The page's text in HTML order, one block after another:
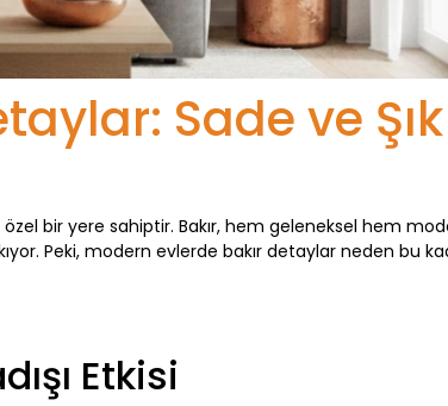
Sade ve Şık
bir yere sahiptir. Bakır, hem geleneksel hem
Peki, modern evlerde bakır detaylar neden bu
Etkisi